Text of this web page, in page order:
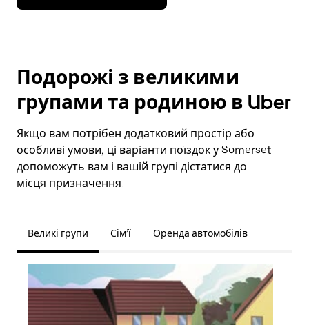
Подорожі з великими
групами та родиною в Uber
Якщо вам потрібен додатковий простір або
особливі умови, ці варіанти поїздок у Somerset
допоможуть вам і вашій групі дістатися до
місця призначення.
Великі групи Сім’ї Оренда автомобілів